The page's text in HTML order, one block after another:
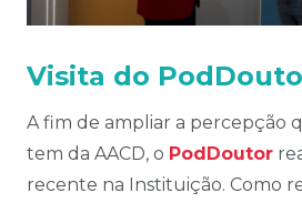
Visita do
A fim de ampliar a percepção
tem da AACD, o PodDoutor
recente na Instituição. Como